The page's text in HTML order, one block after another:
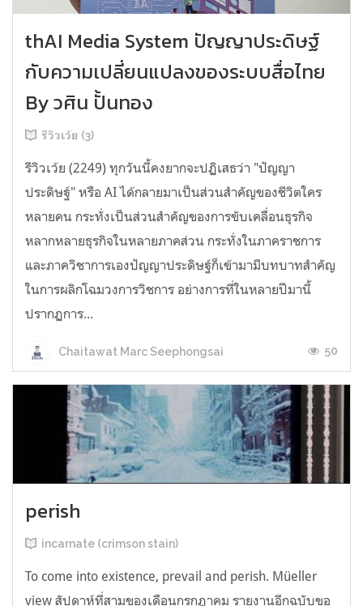
thAI Media System ปัญญาประดิษฐ์
กับความเปลี่ยนแปลงของระบบสื่อไทย
By วศิน ปั้นทอง
รีวิวเว้ย (3)
รีวิวเว้ย (2249) ทุกวันนี้คงยากจะปฏิเสธว่า "ปัญญา
ประดิษฐ์" หรือ AI ได้กลายมาเป็นส่วนสำคัญของชีวิตใคร
หลายคน กระทั่งเป็นส่วนสำคัญของการขับเคลื่อนธุรกิจ
หลากหลายธุรกิจในหลายภาคส่วน กระทั่งในภาคราชการ
และภาควิชาการเองปัญญาประดิษฐ์ก็เข้ามามีบทบาทสำคัญ
ในการผลิกโฉมวงการวิชการ อย่างการที่ในหลายปีมานี้
ปรากฏการ...
Chaitawat Marc Seephongsai 50
perish
incarnate (crimson stain)
To come into existence, prevail and perish. Müeller
view สัปดาห์ที่สามของเดือนกรกฎาคม รายงานอีกฉบับขอ